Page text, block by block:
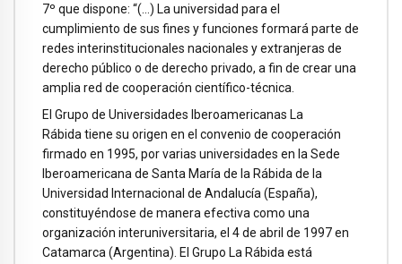
7º que dispone: “(…) La universidad para el
cumplimiento de sus fines y funciones formará parte de
redes interinstitucionales nacionales y extranjeras de
derecho público o de derecho privado, a fin de crear una
amplia red de cooperación científico-técnica.
El Grupo de Universidades Iberoamericanas La
Rábida tiene su origen en el convenio de cooperación
firmado en 1995, por varias universidades en la Sede
Iberoamericana de Santa María de la Rábida de la
Universidad Internacional de Andalucía (España),
constituyéndose de manera efectiva como una
organización interuniversitaria, el 4 de abril de 1997 en
Catamarca (Argentina). El Grupo La Rábida está